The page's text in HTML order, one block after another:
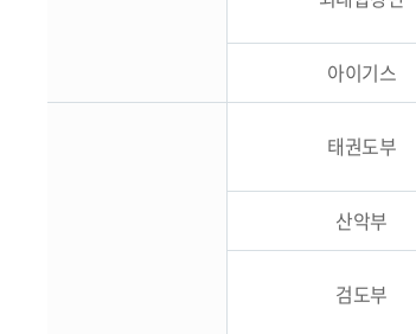
아이기스
태권도부
산악부
검도부